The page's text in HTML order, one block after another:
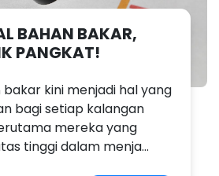
BAHAN BAKAR,
PANGKAT!
bakar kini menjadi hal yang
bagi setiap kalangan
mereka yang
tinggi dalam menja...